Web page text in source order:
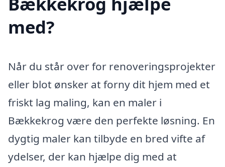
med?
Når du står over for renoveringsprojekter
eller blot ønsker at forny dit hjem med et
friskt lag maling, kan en maler i
Bækkekrog være den perfekte løsning. En
dygtig maler kan tilbyde en bred vifte af
ydelser, der kan hjælpe dig med at